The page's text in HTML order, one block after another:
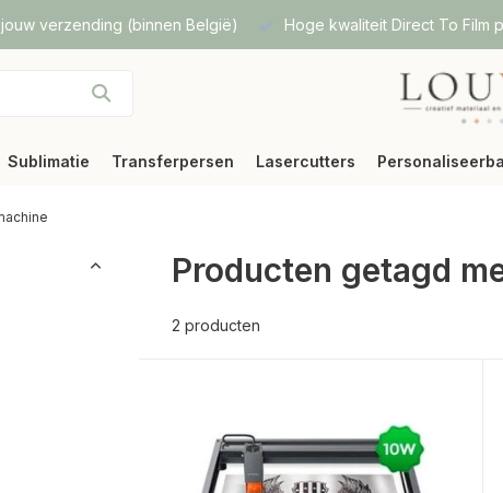
verzending (binnen België) Hoge kwaliteit Direct To Film
Sublimatie Transferpersen Lasercutters
Producten getagd
2 producten